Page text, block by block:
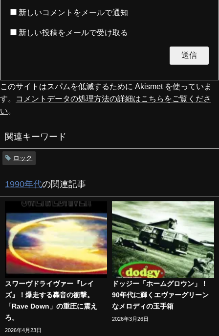
新しいコメントをメールで通知
新しい投稿をメールで受け取る
このサイトはスパムを低減するために Akismet を使っていま
す。
コメントデータの処理方法の詳細はこちらをご覧くださ
い。
関連キーワード
ロック
1990年代の関連記事
スワーヴドライヴァー『レイ
ズ』！爆走する轟音の衝撃。
「Rave Down」の重圧に震え
ろ。
2026年4月23日
ドッジー「ホームグロウン」！
90年代に輝くエヴァーグリーン
なメロディの玉手箱
2026年3月26日